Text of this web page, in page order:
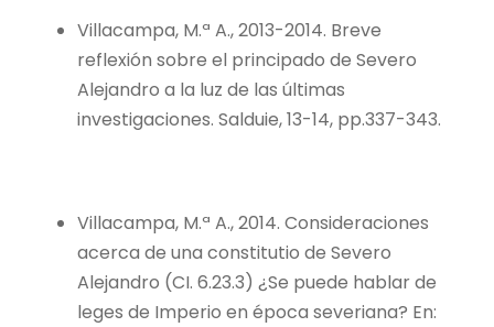
Villacampa, M.ª A., 2013-2014. Breve
reflexión sobre el principado de Severo
Alejandro a la luz de las últimas
investigaciones. Salduie, 13-14, pp.337-343.
Villacampa, M.ª A., 2014. Consideraciones
acerca de una constitutio de Severo
Alejandro (CI. 6.23.3) ¿Se puede hablar de
leges de Imperio en época severiana? En: